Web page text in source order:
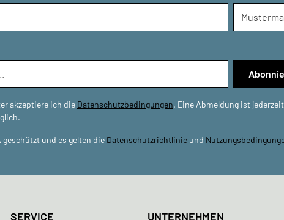
akzeptiere ich die Datenschutzbedingungen. Eine Abmeldung ist
geschützt und es gelten die Datenschutzrichtlinie und
SERVICE UNTERNEHMEN